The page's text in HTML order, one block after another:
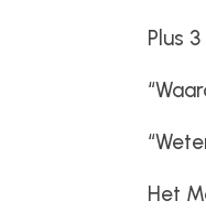
Plus
Het